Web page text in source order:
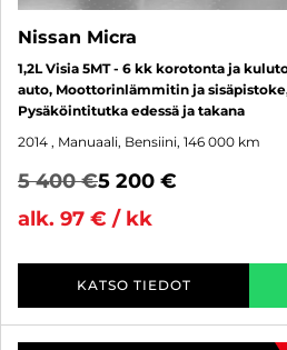
Nissan Micra
1,2L Visia 5MT - 6 kk korotonta ja
auto, Moottorinlämmitin ja
Pysäköintitutka edessä ja takana
2014 , Manuaali, Bensiini, 146 000 km
5 400 €5 200 €
alk. 97 € / kk
KATSO TIEDOT